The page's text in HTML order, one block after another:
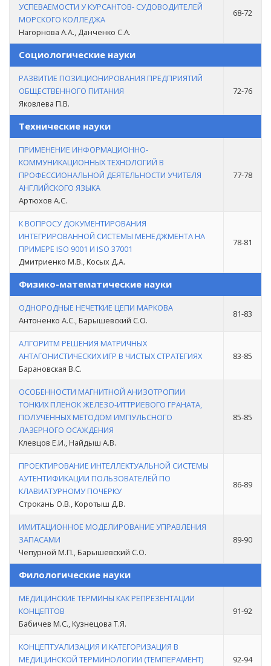
УСПЕВАЕМОСТИ У КУРСАНТОВ- СУДОВОДИТЕЛЕЙ
МОРСКОГО КОЛЛЕДЖА
Нагорнова А.А., Данченко С.А.
68-72
Социологические науки
РАЗВИТИЕ ПОЗИЦИОНИРОВАНИЯ ПРЕДПРИЯТИЙ
ОБЩЕСТВЕННОГО ПИТАНИЯ
Яковлева П.В.
72-76
Технические науки
ПРИМЕНЕНИЕ ИНФОРМАЦИОННО-
КОММУНИКАЦИОННЫХ ТЕХНОЛОГИЙ В
ПРОФЕССИОНАЛЬНОЙ ДЕЯТЕЛЬНОСТИ УЧИТЕЛЯ
АНГЛИЙСКОГО ЯЗЫКА
Артюхов А.С.
77-78
К ВОПРОСУ ДОКУМЕНТИРОВАНИЯ
ИНТЕГРИРОВАННОЙ СИСТЕМЫ МЕНЕДЖМЕНТА НА
ПРИМЕРЕ ISO 9001 И ISO 37001
Дмитриенко М.В., Косых Д.А.
78-81
Физико-математические науки
ОДНОРОДНЫЕ НЕЧЕТКИЕ ЦЕПИ МАРКОВА
Антоненко А.С., Барышевский С.О.
81-83
АЛГОРИТМ РЕШЕНИЯ МАТРИЧНЫХ
АНТАГОНИСТИЧЕСКИХ ИГР В ЧИСТЫХ СТРАТЕГИЯХ
Барановская В.С.
83-85
ОСОБЕННОСТИ МАГНИТНОЙ АНИЗОТРОПИИ
ТОНКИХ ПЛЕНОК ЖЕЛЕЗО-ИТТРИЕВОГО ГРАНАТА,
ПОЛУЧЕННЫХ МЕТОДОМ ИМПУЛЬСНОГО
ЛАЗЕРНОГО ОСАЖДЕНИЯ
Клевцов Е.И., Найдыш А.В.
85-85
ПРОЕКТИРОВАНИЕ ИНТЕЛЛЕКТУАЛЬНОЙ СИСТЕМЫ
АУТЕНТИФИКАЦИИ ПОЛЬЗОВАТЕЛЕЙ ПО
КЛАВИАТУРНОМУ ПОЧЕРКУ
Строкань О.В., Коротыш Д.В.
86-89
ИМИТАЦИОННОЕ МОДЕЛИРОВАНИЕ УПРАВЛЕНИЯ
ЗАПАСАМИ
Чепурной М.П., Барышевский С.О.
89-90
Филологические науки
МЕДИЦИНСКИЕ ТЕРМИНЫ КАК РЕПРЕЗЕНТАЦИИ
КОНЦЕПТОВ
Бабичев М.С., Кузнецова Т.Я.
91-92
КОНЦЕПТУАЛИЗАЦИЯ И КАТЕГОРИЗАЦИЯ В
МЕДИЦИНСКОЙ ТЕРМИНОЛОГИИ (ТЕМПЕРАМЕНТ)
92-94